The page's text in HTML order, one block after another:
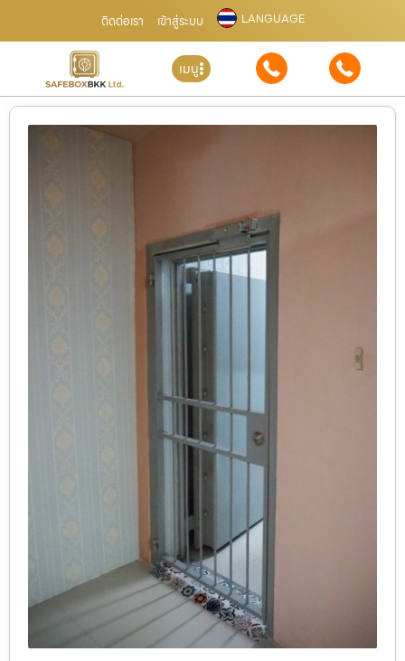
ติดต่อเรา เข้าสู่ระบบ LANGUAGE
เมนู